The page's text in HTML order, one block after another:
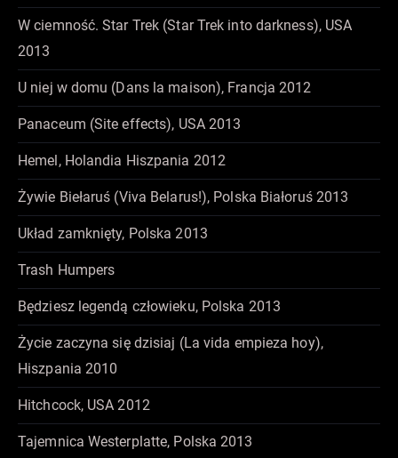
W ciemność. Star Trek (Star Trek into darkness), USA
2013
U niej w domu (Dans la maison), Francja 2012
Panaceum (Site effects), USA 2013
Hemel, Holandia Hiszpania 2012
Żywie Biełaruś (Viva Belarus!), Polska Białoruś 2013
Układ zamknięty, Polska 2013
Trash Humpers
Będziesz legendą człowieku, Polska 2013
Życie zaczyna się dzisiaj (La vida empieza hoy),
Hiszpania 2010
Hitchcock, USA 2012
Tajemnica Westerplatte, Polska 2013